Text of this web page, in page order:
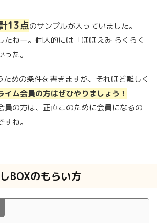
13点のサンプルが入っていました。
たねー。個人的には「ほほえみ らくらく
た。
ための条件を書きますが、それほど難しく
イム会員の方はぜひやりましょう！
員の方は、正直このために会員になるの
ね。
BOXのもらい方